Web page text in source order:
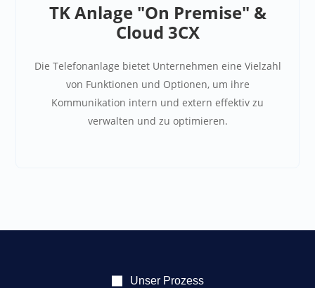
TK Anlage "On Premise" &
Cloud 3CX
Die Telefonanlage bietet Unternehmen eine Vielzahl
von Funktionen und Optionen, um ihre
Kommunikation intern und extern effektiv zu
verwalten und zu optimieren.
Unser Prozess